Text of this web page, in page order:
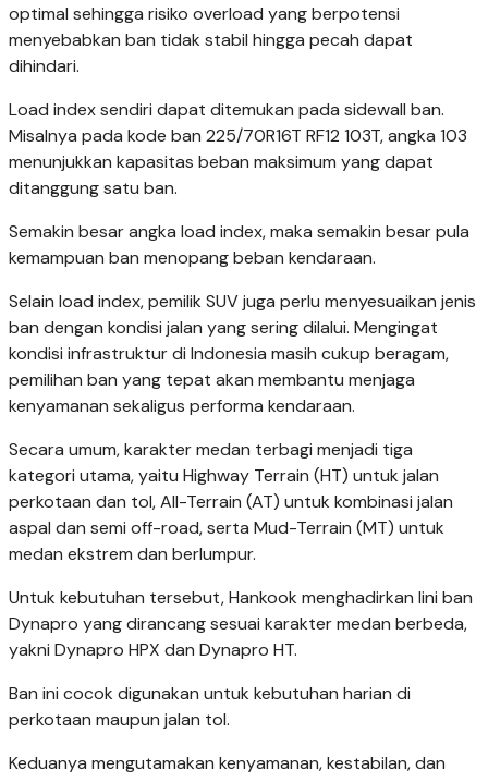
optimal sehingga risiko overload yang berpotensi
menyebabkan ban tidak stabil hingga pecah dapat
dihindari.
Load index sendiri dapat ditemukan pada sidewall ban.
Misalnya pada kode ban 225/70R16T RF12 103T, angka 103
menunjukkan kapasitas beban maksimum yang dapat
ditanggung satu ban.
Semakin besar angka load index, maka semakin besar pula
kemampuan ban menopang beban kendaraan.
Selain load index, pemilik SUV juga perlu menyesuaikan jenis
ban dengan kondisi jalan yang sering dilalui. Mengingat
kondisi infrastruktur di Indonesia masih cukup beragam,
pemilihan ban yang tepat akan membantu menjaga
kenyamanan sekaligus performa kendaraan.
Secara umum, karakter medan terbagi menjadi tiga
kategori utama, yaitu Highway Terrain (HT) untuk jalan
perkotaan dan tol, All-Terrain (AT) untuk kombinasi jalan
aspal dan semi off-road, serta Mud-Terrain (MT) untuk
medan ekstrem dan berlumpur.
Untuk kebutuhan tersebut, Hankook menghadirkan lini ban
Dynapro yang dirancang sesuai karakter medan berbeda,
yakni Dynapro HPX dan Dynapro HT.
Ban ini cocok digunakan untuk kebutuhan harian di
perkotaan maupun jalan tol.
Keduanya mengutamakan kenyamanan, kestabilan, dan